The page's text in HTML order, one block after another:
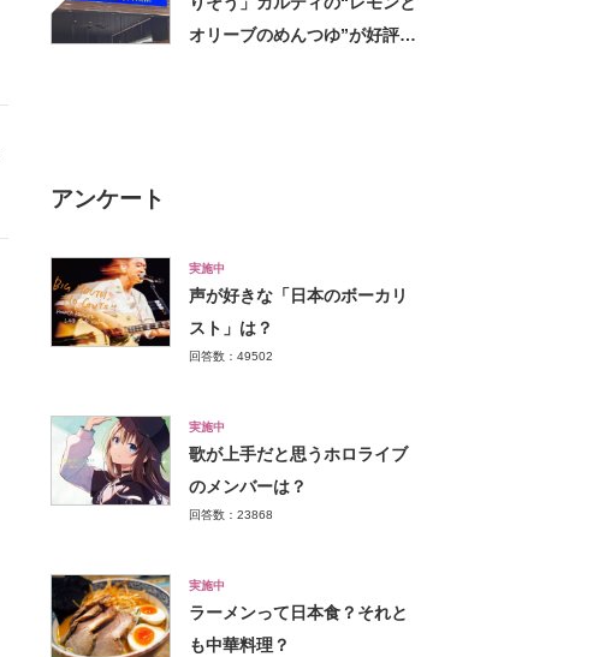
オリーブのめんつゆ”が好評
アンケート
実施中
声が好きな「日本のボーカリ
スト」は？
回答数：49502
実施中
歌が上手だと思うホロライブ
のメンバーは？
回答数：23868
実施中
ラーメンって日本食？それと
も中華料理？